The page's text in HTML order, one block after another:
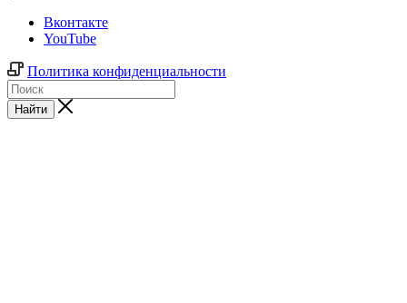
Вконтакте
YouTube
Политика конфиденциальности
Найти